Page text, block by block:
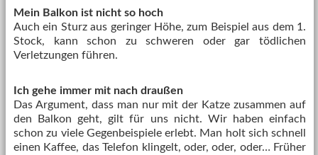
Mein Balkon ist nicht so hoch
Auch ein Sturz aus geringer Höhe, zum Beispiel aus dem 1.
Stock, kann schon zu schweren oder gar tödlichen
Verletzungen führen.
Ich gehe immer mit nach draußen
Das Argument, dass man nur mit der Katze zusammen auf
den Balkon geht, gilt für uns nicht. Wir haben einfach
schon zu viele Gegenbeispiele erlebt. Man holt sich schnell
einen Kaffee, das Telefon klingelt, oder, oder, oder… Früher